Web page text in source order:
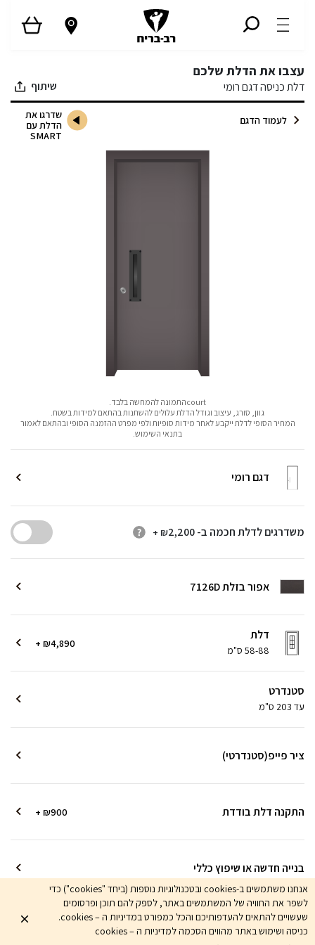
עצבו את הדלת שלכם
דלת כניסה דגם רומי
לעמוד הדגם
שדרגו את
הדלת עם
SMART
שיתוף
דגם רומי
משדרגים לדלת חכמה ב- + ₪2,200
אפור בזלת 7126D
דלת
58-88 ס"מ
+ ₪4,890
סטנדרט
עד 203 ס"מ
ציר פייפ(סטנדרטי)
התקנה דלת בודדת + ₪900
בנייה חדשה או שיפוץ כללי
courtהתמונה להמחשה בלבד.
גוון, סורג, עיצוב וגודל הדלת עלולים להשתנות בהתאם למידות בשטח.
המחיר הסופי לדלת ייקבע לאחר מידות סופיות ולפי מפרט ההזמנה הסופי ובהתאם לאמור
בתנאי השימוש.
בטוח לקנות אונליין! משלמים רק מקדמה והיתרה מול נציג טלפוני
₪5,790
אני רוצה
אנחנו משתמשים ב-cookies ובטכנולוגיות נוספות (ביחד "cookies") כדי
לשפר את החוויה של המשתמשים באתר, לספק להם תוכן ופרסומים
שעשויים להתאים להעדפותיכם והכל כמפורט במדיניות ה – cookies.
כניסה ושימוש באתר מהווים הסכמה למדיניות ה – cookies